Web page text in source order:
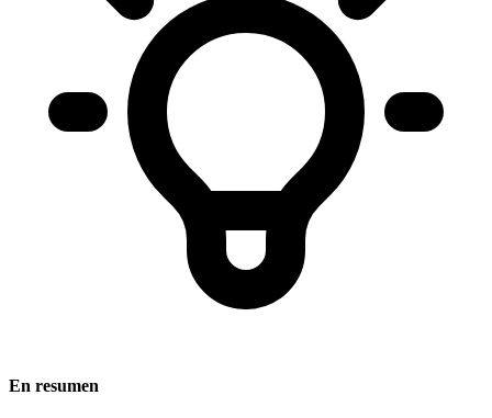
En resumen